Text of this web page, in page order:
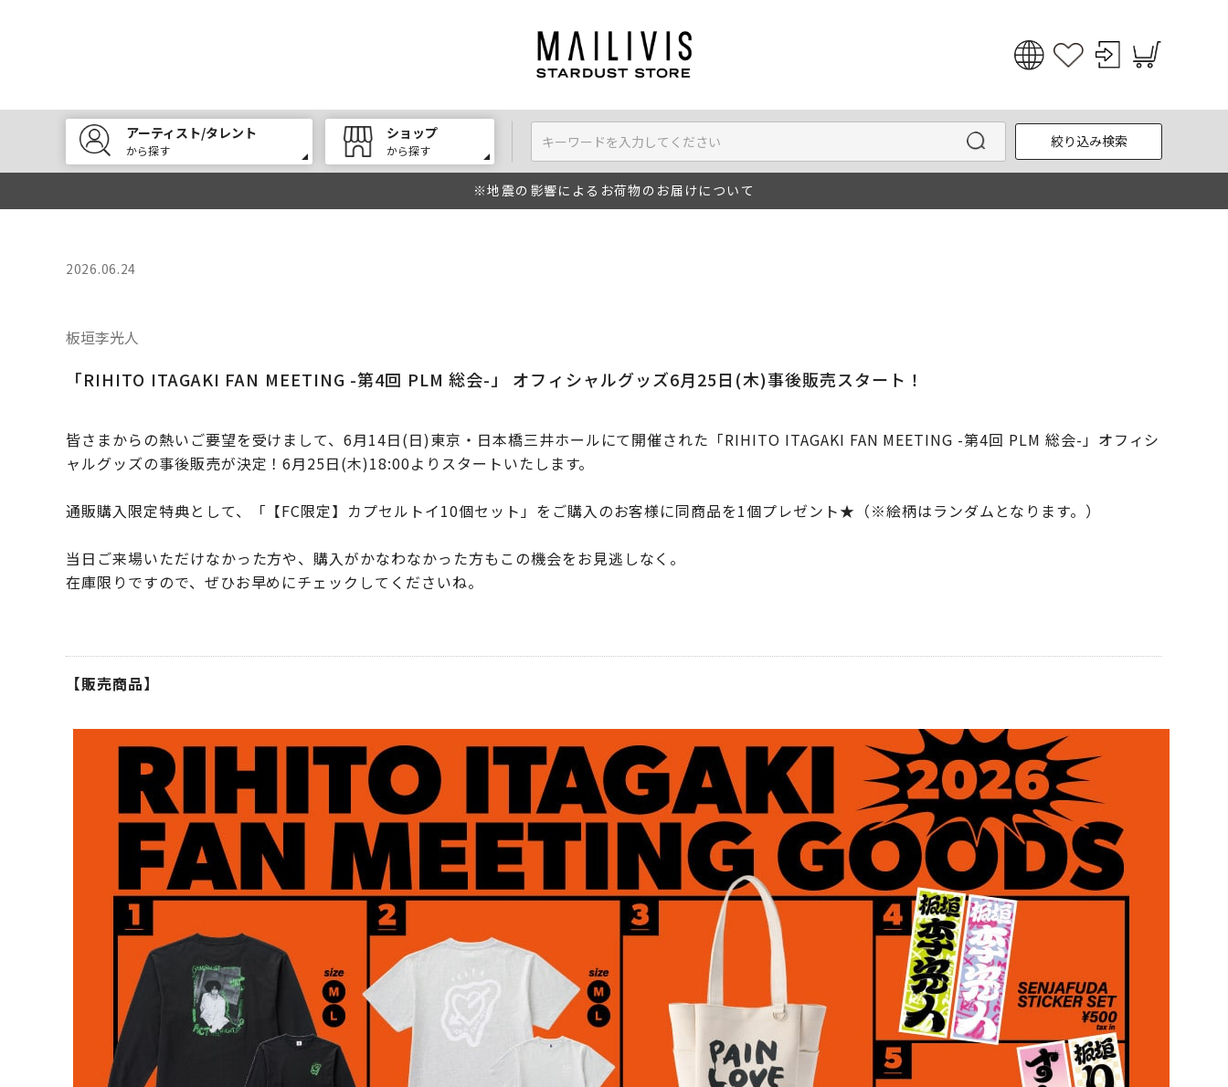
English
한국어
アーティスト/タレント
から探す
ショップ
から探す
絞り込み検索
※地震の影響によるお荷物のお届けについて
2026.06.24
板垣李光人
「RIHITO ITAGAKI FAN MEETING -第4回 PLM 総会-」 オフィシャルグッズ6月25日(木)事後販売スタート！
皆さまからの熱いご要望を受けまして、6月14日(日)東京・日本橋三井ホールにて開催された「RIHITO ITAGAKI FAN MEETING -第4回 PLM 総会-」オフィシ
ャルグッズの事後販売が決定！6月25日(木)18:00よりスタートいたします。
通販購入限定特典として、「【FC限定】カプセルトイ10個セット」をご購入のお客様に同商品を1個プレゼント★（※絵柄はランダムとなります。）
当日ご来場いただけなかった方や、購入がかなわなかった方もこの機会をお見逃しなく。
在庫限りですので、ぜひお早めにチェックしてくださいね。
【販売商品】